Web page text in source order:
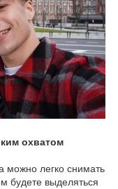
охватом
можно легко снимать
будете выделяться